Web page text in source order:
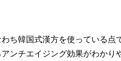
ち韓国式漢方を使っている
ンチエイジング効果がわかり